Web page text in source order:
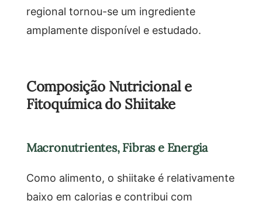
regional tornou-se um ingrediente
amplamente disponível e estudado.
Composição Nutricional e
Fitoquímica do Shiitake
Macronutrientes, Fibras e Energia
Como alimento, o shiitake é relativamente
baixo em calorias e contribui com